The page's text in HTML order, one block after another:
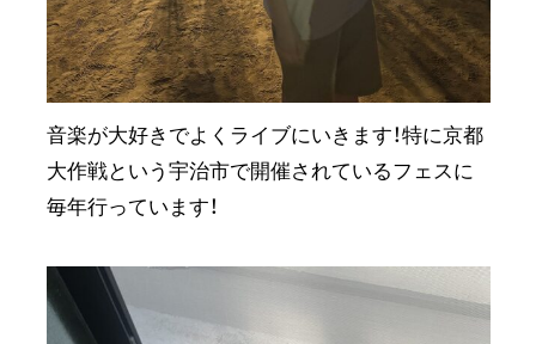
音楽が大好きでよくライブにいきます！特に京都
大作戦という宇治市で開催されているフェスに
毎年行っています！